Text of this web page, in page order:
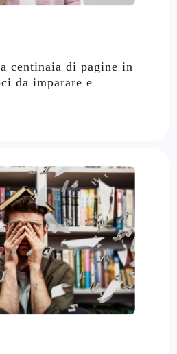
centinaia di pagine in
da imparare e